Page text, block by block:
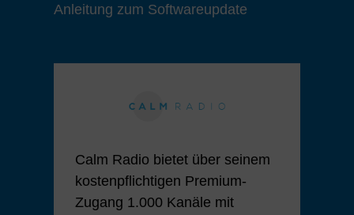
Anleitung zum Softwareupdate
Calm Radio bietet über seinem
kostenpflichtigen Premium-
Zugang 1.000 Kanäle mit